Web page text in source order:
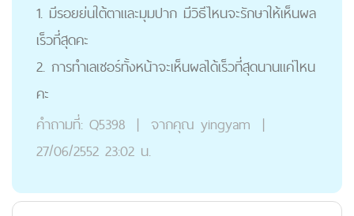
1. มีรอยย่นใต้ตาและมุมปาก มีวิธีไหนจะรักษาให้เห็นผล
เร็วที่สุดคะ
2. การทำเลเซอร์ทั้งหน้าจะเห็นผลได้เร็วที่สุดนานแค่ไหน
คะ
คำถามที่: Q5398 | จากคุณ yingyam |
27/06/2552 23:02 น.